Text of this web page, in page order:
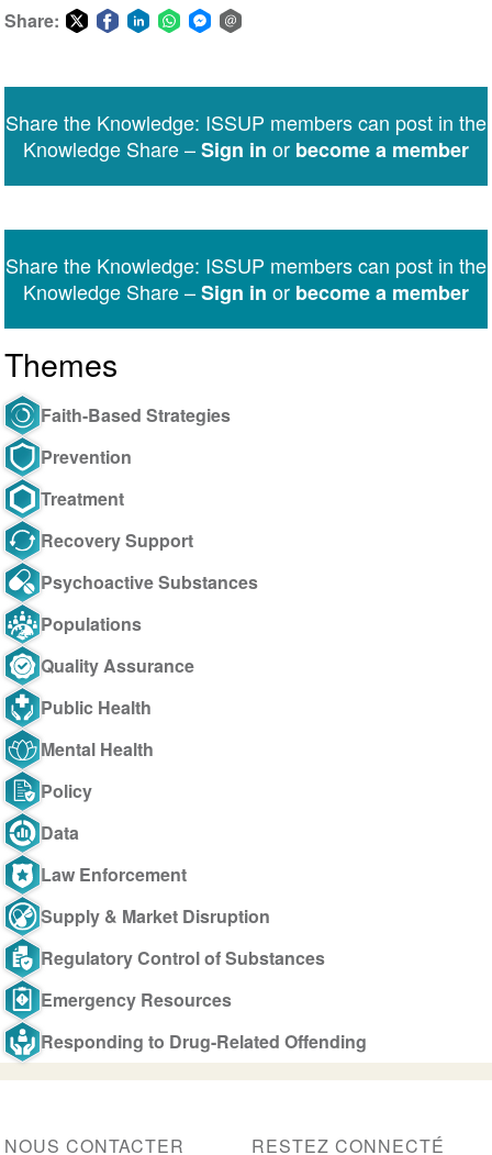
Share:
Messenger
Share the Knowledge: ISSUP members can post in the
Knowledge Share –Sign in or become a member
Share the Knowledge: ISSUP members can post in the
Knowledge Share –Sign in or become a member
Themes
Faith-Based Strategies
Prevention
Treatment
Recovery Support
Psychoactive Substances
Populations
Quality Assurance
Public Health
Mental Health
Policy
Data
Law Enforcement
Supply & Market Disruption
Regulatory Control of Substances
Emergency Resources
Responding to Drug-Related Offending
NOUS CONTACTER RESTEZ CONNECTÉ